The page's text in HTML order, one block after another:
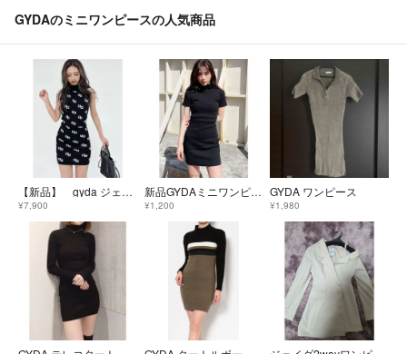
GYDAのミニワンピースの人気商品
【新品】 gyda ジェイダ GG pattern アメスリニットワンピース 黒
¥7,900
新品GYDAミニワンピース
¥1,200
GYDA ワンピース
¥1,980